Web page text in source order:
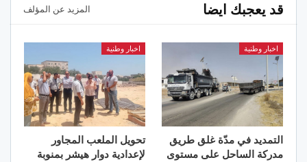
قد يعجبك ايضا المزيد عن المؤلف
اخبار وطنية
التمديد في مدّة غلق طريق
مدركة الساحل على مستوى
اخبار وطنية
تحويل الملعب المجاور
لإعدادية دوار هيشر بمنوبة